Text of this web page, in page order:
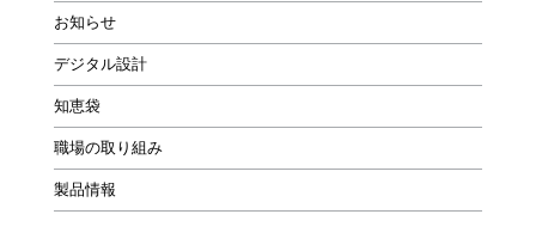
お知らせ
デジタル設計
知恵袋
職場の取り組み
製品情報